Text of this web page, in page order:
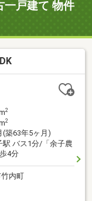
一戸建て 物件
2
2
(築63年5ヶ月)
駅 バス1分/「余子農
4分
内町